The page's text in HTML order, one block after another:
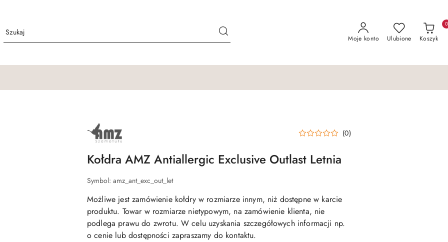
Moje konto Ulubione Koszyk
0
NAZWA
PRODUCENTA:
AMZ
(0)
Kołdra AMZ Antiallergic Exclusive Outlast Letnia
Symbol: amz_ant_exc_out_let
Możliwe jest zamówienie kołdry w rozmiarze innym, niż dostępne w karcie
produktu. Towar w rozmiarze nietypowym, na zamówienie klienta, nie
podlega prawu do zwrotu. W celu uzyskania szczegółowych informacji np.
o cenie lub dostępności zapraszamy do kontaktu.